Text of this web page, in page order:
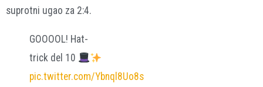
suprotni ugao za 2:4.
GOOOOL! Hat-
trick del 10
pic.twitter.com/Ybnql8Uo8s